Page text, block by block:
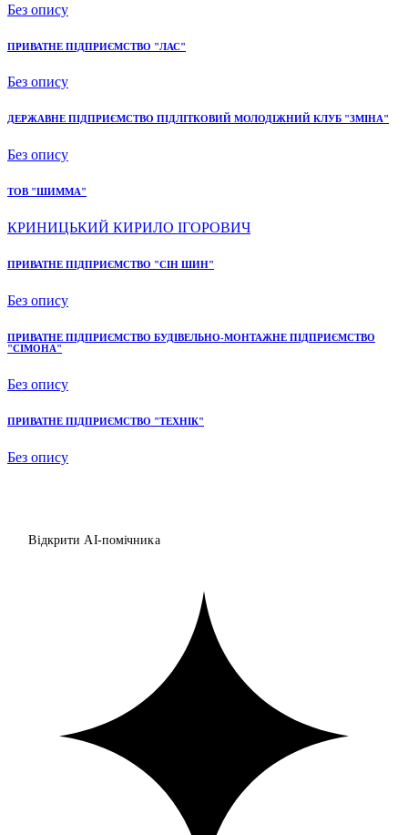
Без опису
ПРИВАТНЕ ПІДПРИЄМСТВО "ЛАС"
Без опису
ДЕРЖАВНЕ ПІДПРИЄМСТВО ПІДЛІТКОВИЙ МОЛОДІЖНИЙ КЛУБ "ЗМІНА"
Без опису
ТОВ "ШИММА"
КРИНИЦЬКИЙ КИРИЛО ІГОРОВИЧ
ПРИВАТНЕ ПІДПРИЄМСТВО "СІН ШИН"
Без опису
ПРИВАТНЕ ПІДПРИЄМСТВО БУДІВЕЛЬНО-МОНТАЖНЕ ПІДПРИЄМСТВО
"СІМОНА"
Без опису
ПРИВАТНЕ ПІДПРИЄМСТВО "ТЕХНІК"
Без опису
Відкрити AI-помічника